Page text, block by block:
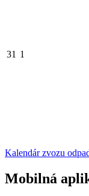
31 1
Kalendár zvozu
Mobilná